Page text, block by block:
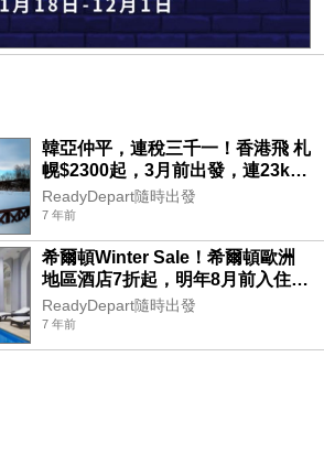
韓亞仲平，連稅三千一！香港飛 札
幌$2300起，3月前出發，連23kg
行李 – 韓亞航空
ReadyDepart隨時出發
7 年前
希爾頓Winter Sale！希爾頓歐洲
地區酒店7折起，明年8月前入住 –
Hilton
ReadyDepart隨時出發
7 年前